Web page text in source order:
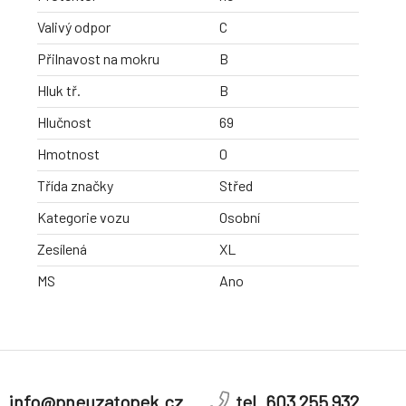
Valivý odpor
C
Přilnavost na mokru
B
Hluk tř.
B
Hlučnost
69
Hmotnost
0
Třída značky
Střed
Kategorie vozu
Osobní
Zesílená
XL
MS
Ano